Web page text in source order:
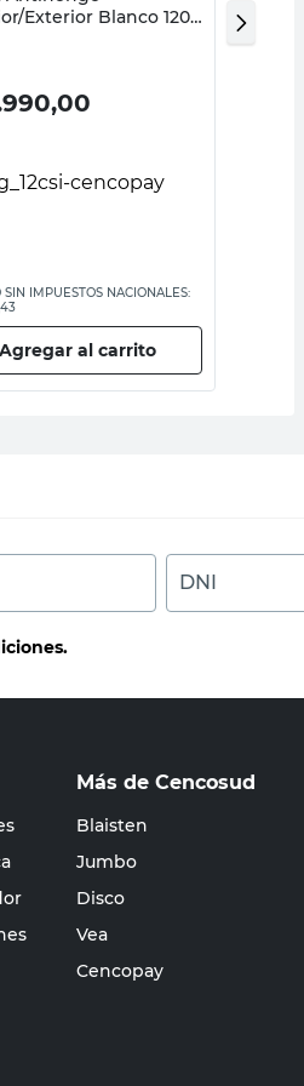
Exterior Blanco 120
SIN IMPUESTOS NACIONALES:
Agregar al carrito
Mate
Williams
DNI
Más de Cencosud
Blaisten
Jumbo
Disco
Vea
Cencopay